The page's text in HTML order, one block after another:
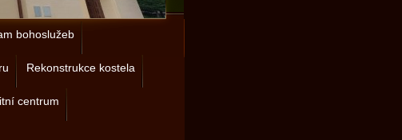
bohoslužeb
Rekonstrukce kostela
centrum